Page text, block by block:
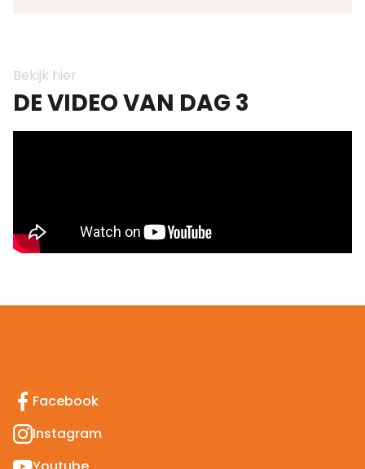
Bekijk hier
DE VIDEO VAN DAG 3
Facebook
Instagram